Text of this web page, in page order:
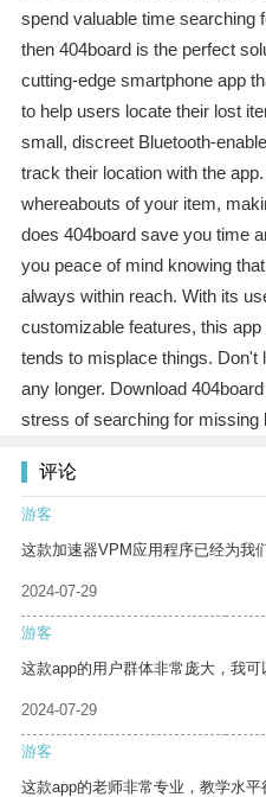
spend valuable time searching
then 404board is the perfect
cutting-edge smartphone app
to help users locate their lost
small, discreet Bluetooth-
track their location with the
whereabouts of your item,
does 404board save you time
you peace of mind knowing
always within reach. With its
customizable features, this
tends to misplace things.
any longer. Download
stress of searching for missing
评论
游客
这款加速器VPM应用程序已经为我
2024-07-29
游客
这款app的用户群体非常庞大，我可
2024-07-29
游客
这款app的老师非常专业，教学水平